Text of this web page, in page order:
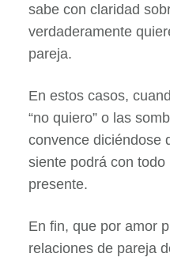
sabe con claridad
verdaderamente
pareja.
En estos casos,
“no quiero” o las
convence diciéndose
siente podrá con
presente.
En fin, que por amor
relaciones de pareja